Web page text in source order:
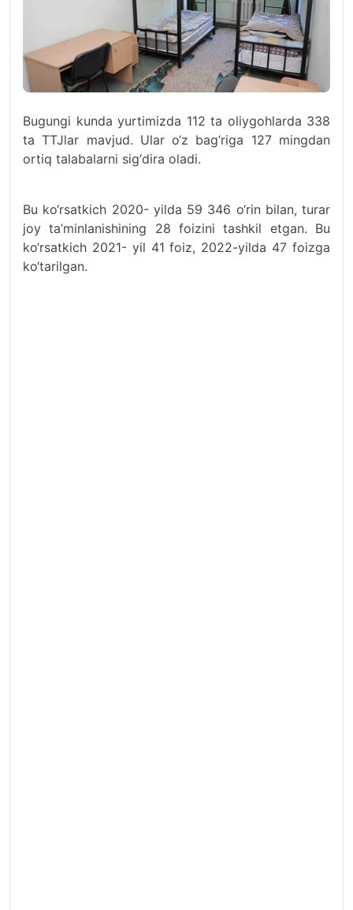
Bugungi kunda yurtimizda 112 ta oliygohlarda 338
ta TTJlar mavjud. Ular o‘z bag‘riga 127 mingdan
ortiq talabalarni sig‘dira oladi.
Bu ko‘rsatkich 2020- yilda 59 346 o‘rin bilan, turar
joy ta’minlanishining 28 foizini tashkil etgan. Bu
ko‘rsatkich 2021- yil 41 foiz, 2022-yilda 47 foizga
ko‘tarilgan.